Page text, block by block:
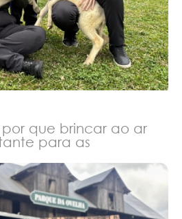
por que brincar ao ar
para as